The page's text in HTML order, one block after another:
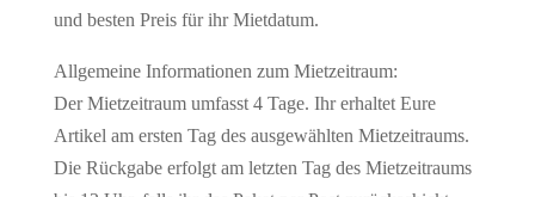
und besten Preis für ihr Mietdatum.
Allgemeine Informationen zum Mietzeitraum:
Der Mietzeitraum umfasst 4 Tage. Ihr erhaltet Eure
Artikel am ersten Tag des ausgewählten Mietzeitraums.
Die Rückgabe erfolgt am letzten Tag des Mietzeitraums